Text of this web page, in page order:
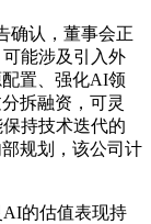
确认，董事会正
能涉及引入外
置、强化AI领
拆融资，可灵
持技术迭代的
规划，该公司计
的估值表现持